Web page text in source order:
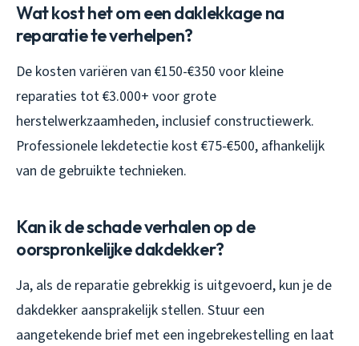
Wat kost het om een daklekkage na
reparatie te verhelpen?
De kosten variëren van €150-€350 voor kleine
reparaties tot €3.000+ voor grote
herstelwerkzaamheden, inclusief constructiewerk.
Professionele lekdetectie kost €75-€500, afhankelijk
van de gebruikte technieken.
Kan ik de schade verhalen op de
oorspronkelijke dakdekker?
Ja, als de reparatie gebrekkig is uitgevoerd, kun je de
dakdekker aansprakelijk stellen. Stuur een
aangetekende brief met een ingebrekestelling en laat